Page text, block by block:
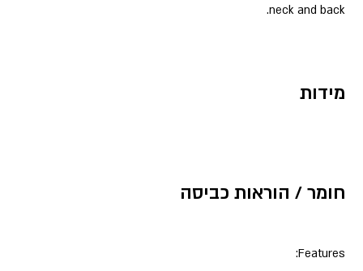
neck and back.
מידות
חומר / הוראות כביסה
Features: